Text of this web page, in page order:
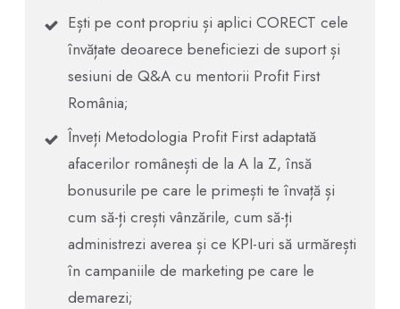
Ești pe cont propriu și aplici CORECT cele
învățate deoarece beneficiezi de suport și
sesiuni de Q&A cu mentorii Profit First
România;
Înveți Metodologia Profit First adaptată
afacerilor românești de la A la Z, însă
bonusurile pe care le primești te învață și
cum să-ți crești vânzările, cum să-ți
administrezi averea și ce KPI-uri să urmărești
în campaniile de marketing pe care le
demarezi;